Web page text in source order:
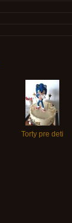
Torty pre deti